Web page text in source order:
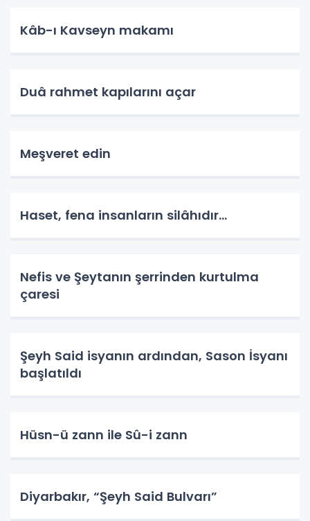
Kâb-ı Kavseyn makamı
Duâ rahmet kapılarını açar
Meşveret edin
Haset, fena insanların silâhıdır...
Nefis ve Şeytanın şerrinden kurtulma
çaresi
Şeyh Said isyanın ardından, Sason İsyanı
başlatıldı
Hüsn-ü zann ile Sû-i zann
Diyarbakır, “Şeyh Said Bulvarı”